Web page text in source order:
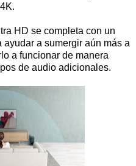
HD se completa con un
a sumergir aún más a
a funcionar de manera
de audio adicionales.